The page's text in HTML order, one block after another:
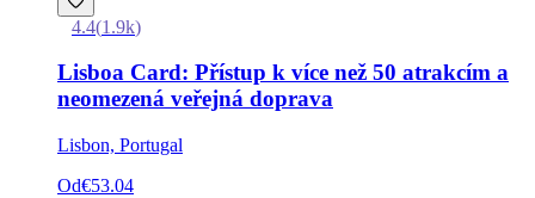
4.4(1.9k)
Lisboa Card: Přístup k více než 50 atrakcím a
neomezená veřejná doprava
Lisbon, Portugal
Od€53.04